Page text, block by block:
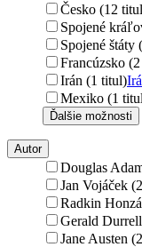
Česko (12
Spojené
Spojené štáty
Francúzsko
Irán (1 titul)
Mexiko (1
Ďalšie možnosti
Autor
Douglas
Jan Vojáček
Radkin
Gerald
Jane Austen